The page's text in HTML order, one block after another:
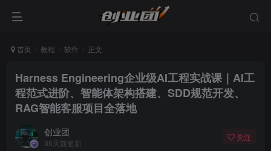
首页 教程 软件 正文
Harness Engineering企业级AI工程实战课｜AI工
程范式进阶、智能体架构搭建、SDD规范开发、
RAG智能客服项目全落地
创业团
35天前更新
关注